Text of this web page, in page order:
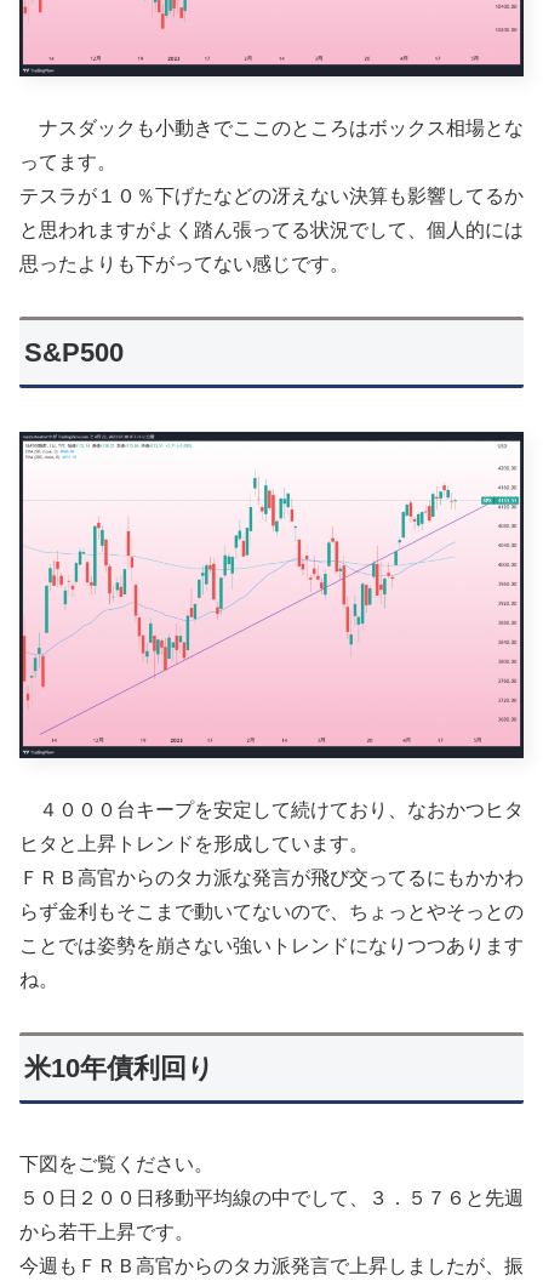
ナスダックも小動きでここのところはボックス相場とな
ってます。
テスラが１０％下げたなどの冴えない決算も影響してるか
と思われますがよく踏ん張ってる状況でして、個人的には
思ったよりも下がってない感じです。
S&P500
４０００台キープを安定して続けており、なおかつヒタ
ヒタと上昇トレンドを形成しています。
ＦＲＢ高官からのタカ派な発言が飛び交ってるにもかかわ
らず金利もそこまで動いてないので、ちょっとやそっとの
ことでは姿勢を崩さない強いトレンドになりつつあります
ね。
米10年債利回り
下図をご覧ください。
５０日２００日移動平均線の中でして、３．５７６と先週
から若干上昇です。
今週もＦＲＢ高官からのタカ派発言で上昇しましたが、振